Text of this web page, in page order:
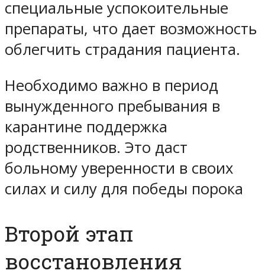
специальные успокоительные
препараты, что дает возможность
облегчить страдания пациента.
Необходимо важно в период
вынужденного пребывания в
карантине поддержка
родственников. Это даст
больному уверенности в своих
силах и силу для победы порока
Второй этап
восстановления